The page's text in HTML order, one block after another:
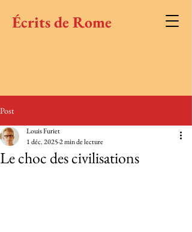
Écrits de Rome
Post
Le choc des civilisations
Louis Furiet
1 déc. 20252 min de lecture